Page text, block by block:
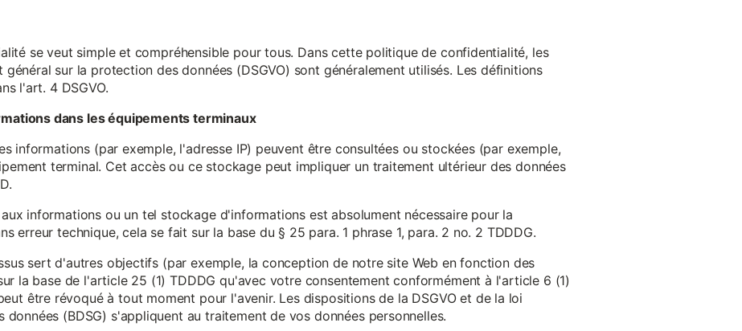
se veut simple et compréhensible pour tous. Dans cette politique de confidentialité, les
sur la protection des données (DSGVO) sont généralement utilisés. Les définitions
l'art. 4 DSGVO.
dans les équipements terminaux
informations (par exemple, l'adresse IP) peuvent être consultées ou stockées (par exemple,
terminal. Cet accès ou ce stockage peut impliquer un traitement ultérieur des données
informations ou un tel stockage d'informations est absolument nécessaire pour la
erreur technique, cela se fait sur la base du § 25 para. 1 phrase 1, para. 2 no. 2 TDDDG.
sert d'autres objectifs (par exemple, la conception de notre site Web en fonction des
la base de l'article 25 (1) TDDDG qu'avec votre consentement conformément à l'article 6 (1)
être révoqué à tout moment pour l'avenir. Les dispositions de la DSGVO et de la loi
(BDSG) s'appliquent au traitement de vos données personnelles.